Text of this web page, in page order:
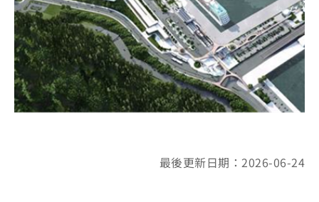
最後更新日期：2026-06-24